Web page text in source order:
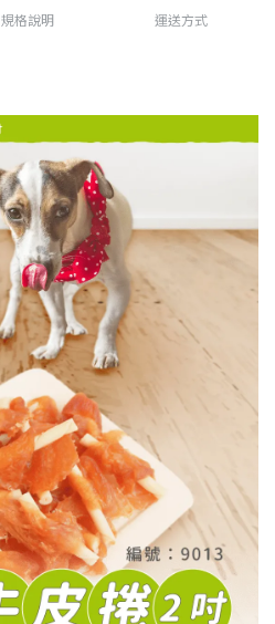
規格說明 運送方式